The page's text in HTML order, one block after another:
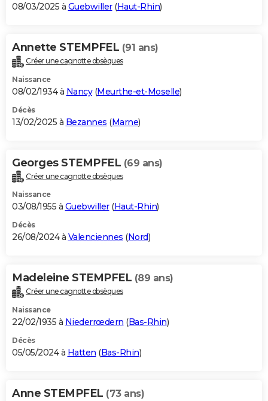
08/03/2025 à Guebwiller(Haut-Rhin)
Annette STEMPFEL (91 ans)
Créer une cagnotte obsèques
Naissance
08/02/1934 à Nancy(Meurthe-et-Moselle)
Décès
13/02/2025 à Bezannes (Marne)
Georges STEMPFEL (69 ans)
Créer une cagnotte obsèques
Naissance
03/08/1955 à Guebwiller(Haut-Rhin)
Décès
26/08/2024 à Valenciennes (Nord)
Madeleine STEMPFEL (89 ans)
Créer une cagnotte obsèques
Naissance
22/02/1935 à Niederrœdern (Bas-Rhin)
Décès
05/05/2024 à Hatten (Bas-Rhin)
Anne STEMPFEL (73 ans)